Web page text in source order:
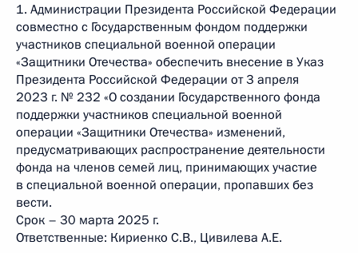
1. Администрации Президента Российской Федерации
совместно с Государственным фондом поддержки
участников специальной военной операции
«Защитники Отечества» обеспечить внесение в Указ
Президента Российской Федерации от 3 апреля
2023 г. № 232 «О создании Государственного фонда
поддержки участников специальной военной
операции «Защитники Отечества» изменений,
предусматривающих распространение деятельности
фонда на членов семей лиц, принимающих участие
в специальной военной операции, пропавших без
вести.
Срок – 30 марта 2025 г.
Ответственные: Кириенко С.В., Цивилева А.E.